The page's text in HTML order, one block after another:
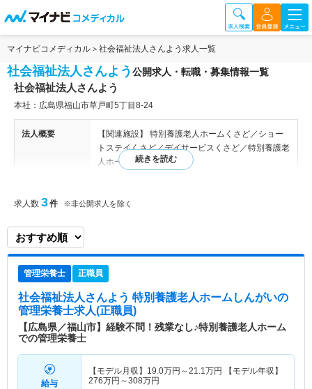
マイナビコメディカル 社会福祉法人さんよう求人一覧
社会福祉法人さんよう 公開求人・転職・募集情報一覧
社会福祉法人さんよう
本社：広島県福山市草戸町5丁目8-24
法人概要
【関連施設】 特別養護老人ホームくさど／ショー
トステイくさど／デイサービスくさど／特別養護老
人ホームしんがい
法人です。 患者様、ご利用者様、ご家族様、職
見守りシステムなどのIT機器を取り入れ、業務効率
求人数 3件 ※非公開求人を除く
管理栄養士 正職員
社会福祉法人さんよう 特別養護老人ホームしんがいの
管理栄養士求人(正職員)
【広島県／福山市】経験不問！残業なし♪特別養護老人ホーム
での管理栄養士
給与
【モデル月収】 19.0万円～21.1 万円 【モデル年収】
276万円～308万円